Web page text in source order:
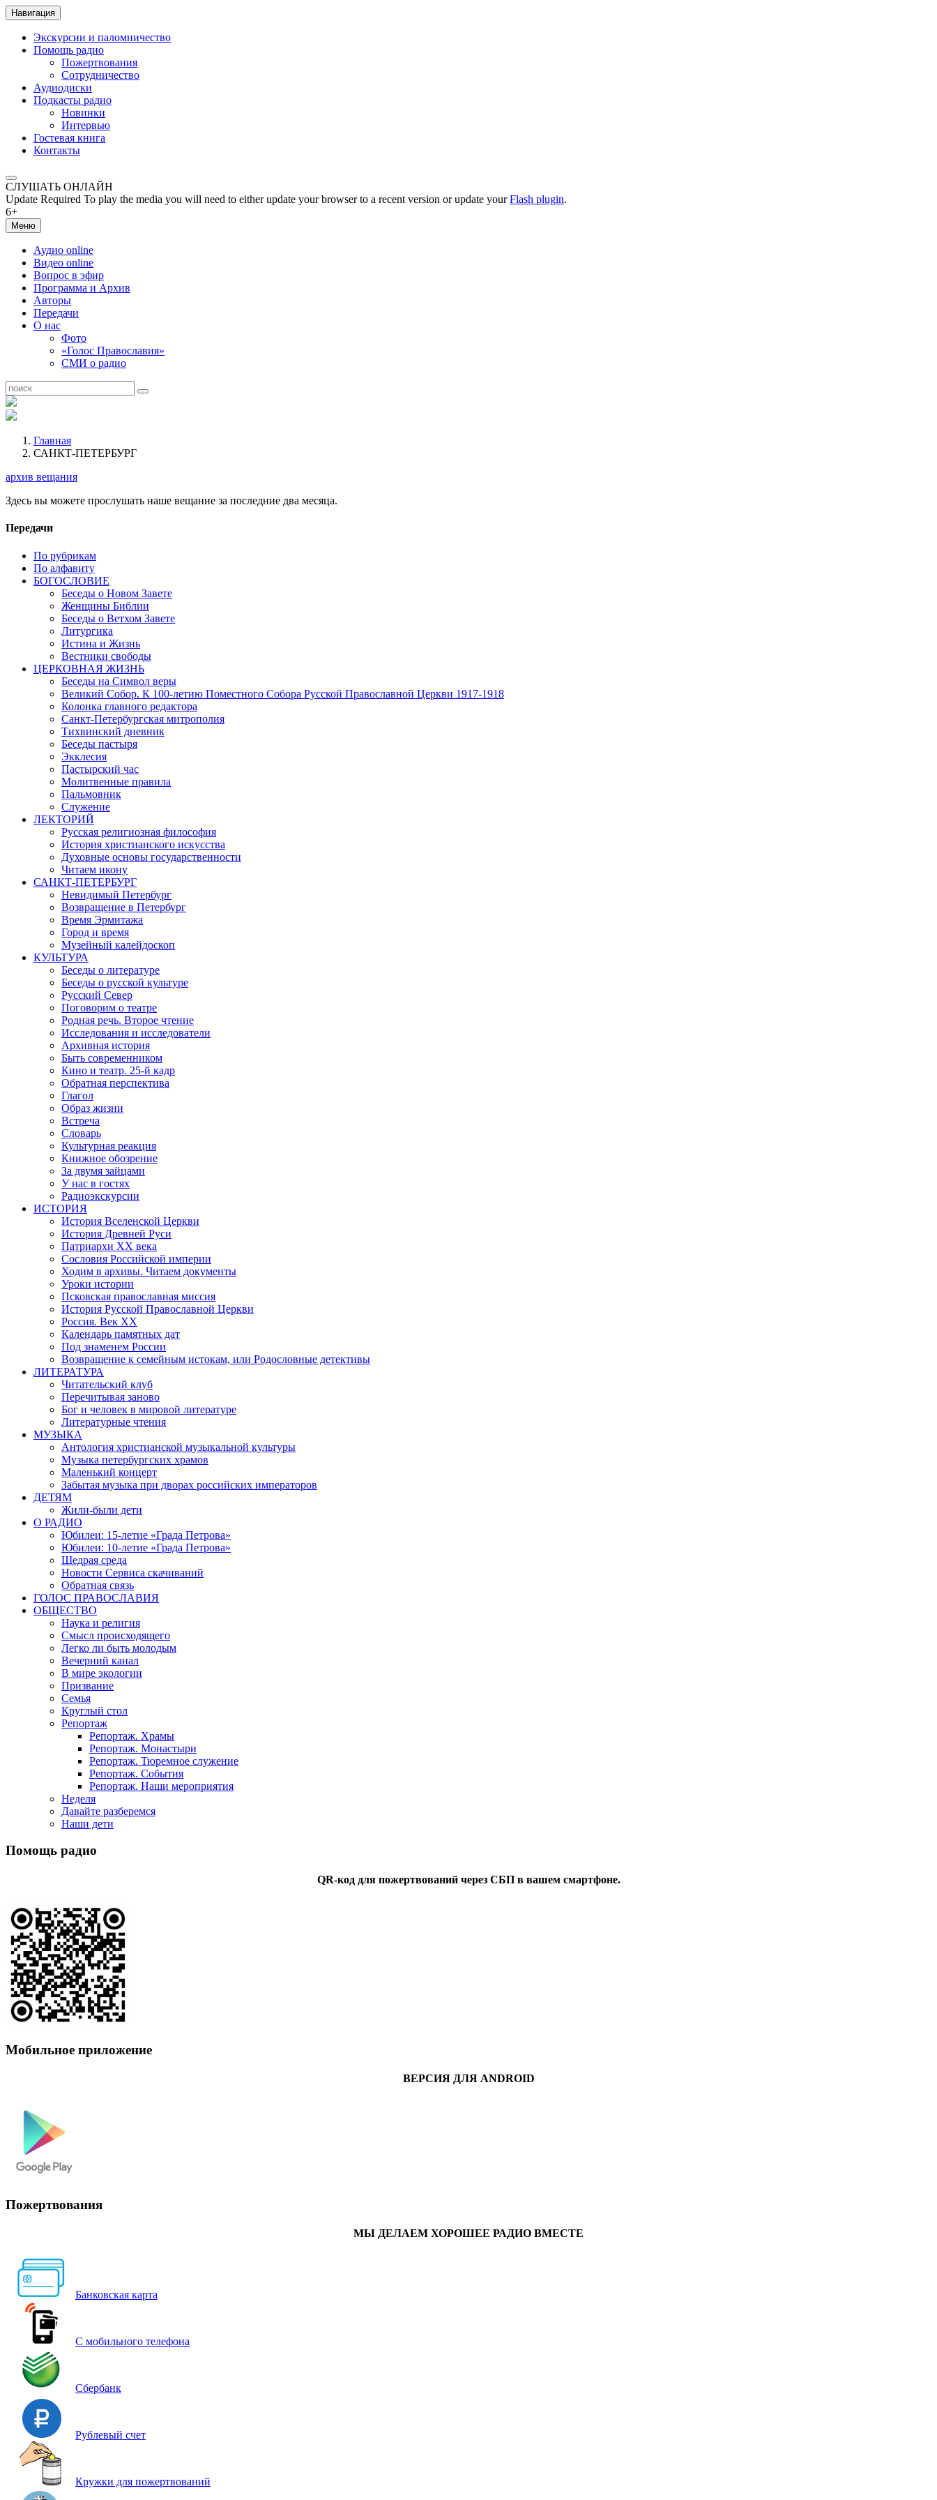
Навигация
Экскурсии и паломничество
Помощь радио
Пожертвования
Сотрудничество
Аудиодиски
Подкасты радио
Новинки
Интервью
Гостевая книга
Контакты
СЛУШАТЬ ОНЛАЙН
Update Required To play the media you will need to either update your browser to a recent version or update yourFlash plugin.
6+
Меню
Аудио online
Видео online
Вопрос в эфир
Программа и Архив
Авторы
Передачи
О нас
Фото
«Голос Православия»
СМИ о радио
Главная
САНКТ-ПЕТЕРБУРГ
архив вещания
Здесь вы можете прослушать наше вещание за последние два месяца.
Передачи
По рубрикам
По алфавиту
БОГОСЛОВИЕ
Беседы о Новом Завете
Женщины Библии
Беседы о Ветхом Завете
Литургика
Истина и Жизнь
Вестники свободы
ЦЕРКОВНАЯ ЖИЗНЬ
Беседы на Символ веры
Великий Собор. К 100-летию Поместного Собора Русской Православной Церкви 1917-1918
Колонка главного редактора
Санкт-Петербургская митрополия
Тихвинский дневник
Беседы пастыря
Экклесия
Пастырский час
Молитвенные правила
Пальмовник
Служение
ЛЕКТОРИЙ
Русская религиозная философия
История христианского искусства
Духовные основы государственности
Читаем икону
САНКТ-ПЕТЕРБУРГ
Невидимый Петербург
Возвращение в Петербург
Время Эрмитажа
Город и время
Музейный калейдоскоп
КУЛЬТУРА
Беседы о литературе
Беседы о русской культуре
Русский Север
Поговорим о театре
Родная речь. Второе чтение
Исследования и исследователи
Архивная история
Быть современником
Кино и театр. 25-й кадр
Обратная перспектива
Глагол
Образ жизни
Встреча
Словарь
Культурная реакция
Книжное обозрение
За двумя зайцами
У нас в гостях
Радиоэкскурсии
ИСТОРИЯ
История Вселенской Церкви
История Древней Руси
Патриархи XX века
Сословия Российской империи
Ходим в архивы. Читаем документы
Уроки истории
Псковская православная миссия
История Русской Православной Церкви
Россия. Век ХХ
Календарь памятных дат
Под знаменем России
Возвращение к семейным истокам, или Родословные детективы
ЛИТЕРАТУРА
Читательский клуб
Перечитывая заново
Бог и человек в мировой литературе
Литературные чтения
МУЗЫКА
Антология христианской музыкальной культуры
Музыка петербургских храмов
Маленький концерт
Забытая музыка при дворах российских императоров
ДЕТЯМ
Жили-были дети
О РАДИО
Юбилеи: 15-летие «Града Петрова»
Юбилеи: 10-летие «Града Петрова»
Щедрая среда
Новости Сервиса скачиваний
Обратная связь
ГОЛОС ПРАВОСЛАВИЯ
ОБЩЕСТВО
Наука и религия
Смысл происходящего
Легко ли быть молодым
Вечерний канал
В мире экологии
Призвание
Семья
Круглый стол
Репортаж
Репортаж. Храмы
Репортаж. Монастыри
Репортаж. Тюремное служение
Репортаж. События
Репортаж. Наши мероприятия
Неделя
Давайте разберемся
Наши дети
Помощь радио
QR-код для пожертвований через СБП в вашем смартфоне.
Мобильное приложение
ВЕРСИЯ ДЛЯ ANDROID
Пожертвования
МЫ ДЕЛАЕМ ХОРОШЕЕ РАДИО ВМЕСТЕ
Банковская карта
С мобильного телефона
Сбербанк
Рублевый счет
Кружки для пожертвований